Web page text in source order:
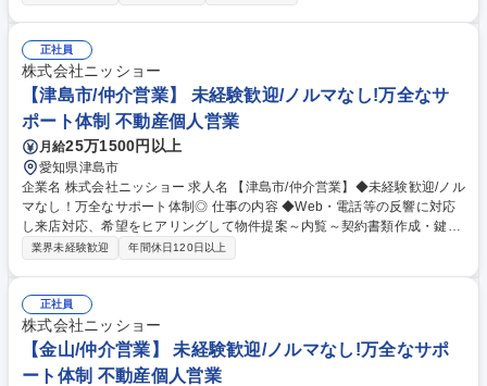
確認 → 15:00 A-SITEにご来店されたお客様と商談 → 17:00 見積書作成・
事務処理 → 18:00退社 ★ノルマはなく目標数字を追うスタイルで、ペナ
ルティもないため安定して働けます。★製品の機能性だけでなく、雑誌掲
載もされるデザイン性の高さが武器になります。 募集職種 第二新卒・営
業未経験歓迎◎【岩手エリア/営業】ガレージ提案/ノルマ無
正社員
株式会社ニッショー
【津島市/仲介営業】 未経験歓迎/ノルマなし!万全なサ
ポート体制 不動産個人営業
月給25万1500円以上
愛知県津島市
企業名 株式会社ニッショー 求人名 【津島市/仲介営業】◆未経験歓迎/ノル
マなし！万全なサポート体制◎ 仕事の内容 ◆Web・電話等の反響に対応
し来店対応、希望をヒアリングして物件提案～内覧～契約書類作成・鍵渡
しまで担当。管理業務は管理部門が担当。 専門知識は入社後に身につくた
周辺環境等の情報も案内。入居決定後は契約書類を作成し鍵をお渡し。空
き時間はWeb掲載物件の更新。 入社後1～2カ月は支店長・先輩が研修。
（業務内容の変更の範囲）当社業務全般 募集職種 【津島市/仲介営業】◆
未経験歓迎/ノルマなし！万全なサポート体制◎
業界未経験歓迎 年間休日120日以上
正社員
株式会社ニッショー
【金山/仲介営業】 未経験歓迎/ノルマなし!万全なサポ
ート体制 不動産個人営業